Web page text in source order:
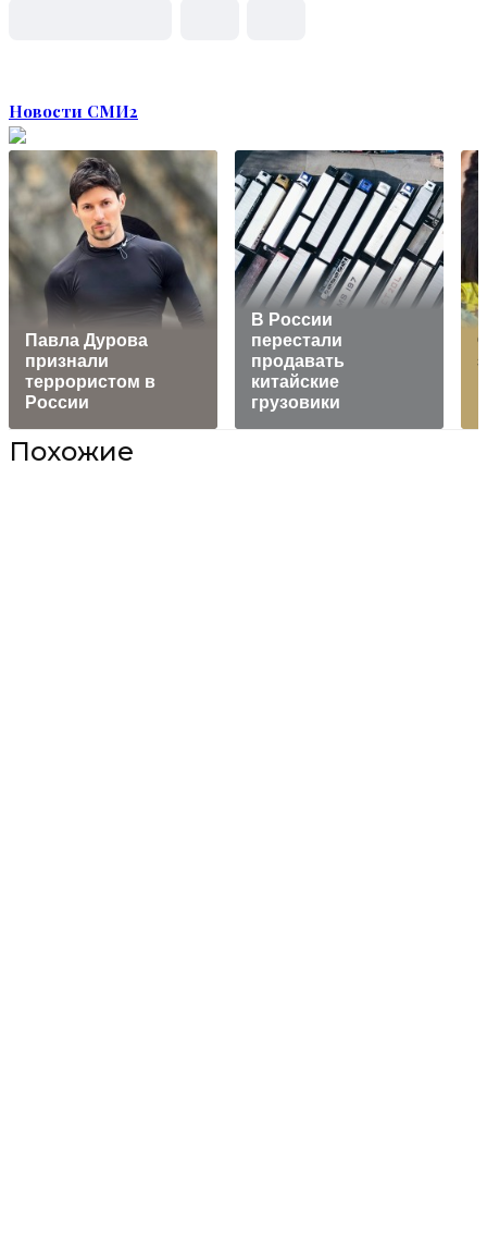
Новости СМИ2
Павла Дурова
признали
террористом в
России
В России
перестали
продавать
китайские
грузовики
Похожие